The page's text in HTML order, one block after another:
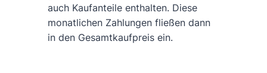
auch Kaufanteile enthalten. Diese
monatlichen Zahlungen fließen dann
in den Gesamtkaufpreis ein.